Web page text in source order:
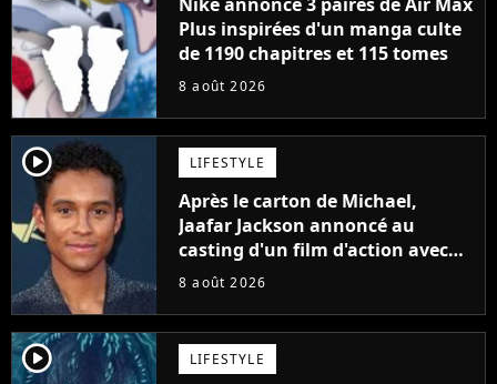
Plus inspirées d'un manga culte
de 1190 chapitres et 115 tomes
8 août 2026
player2 LIFESTYLE
Après le carton de Michael,
Jaafar Jackson annoncé au
casting d'un film d'action avec
Will Smith
8 août 2026
player2 LIFESTYLE